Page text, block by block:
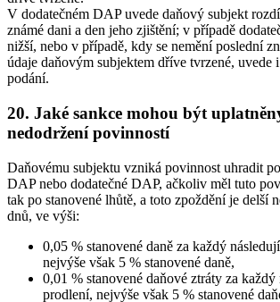
V dodatečném DAP uvede daňový subjekt
známé dani a den jeho zjištění; v případě
nižší, nebo v případě, kdy se nemění poslední
údaje daňovým subjektem dříve tvrzené, uvede
podání.
20. Jaké sankce mohou být
nedodržení povinností
Daňovému subjektu vzniká povinnost uhradit
DAP nebo dodatečné DAP, ačkoliv měl tuto
tak po stanovené lhůtě, a toto zpoždění je delší
dnů, ve výši:
0,05 % stanovené daně za každý
nejvýše však 5 % stanovené daně,
0,01 % stanovené daňové ztráty za každý
prodlení, nejvýše však 5 % stanovené